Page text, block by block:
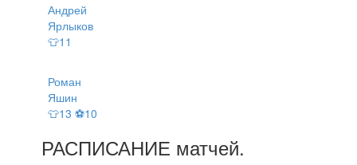
Андрей
Ярлыков
👕11
Роман
Яшин
👕13 ⚽10
РАСПИСАНИЕ матчей.